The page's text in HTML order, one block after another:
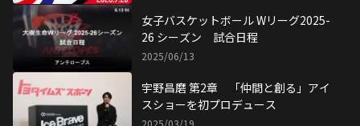
女子バスケットボール Wリーグ2025-
26 シーズン 試合日程
2025/06/13
宇野昌磨 第2章 「仲間と創る」アイ
スショーを初プロデュース